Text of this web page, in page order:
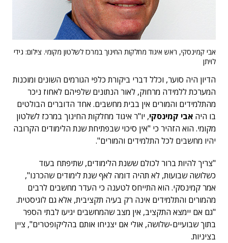
אבי קמינסקי, ראש איגוד מחלקות החינוך במרכז לשלטון מקומי. צילום: גידי
לויתן
הדיון היה סוער, וכלל דברי ביקורת כלפי הגורמים השונים ומוכנות
המערכת ללמידה מרחוק, לאור הנתונים שלפיהם לאחוז ניכר
מהתלמידים והמורים אין בבית מחשבים. אחד הדוברים הבולטים
בו היה אבי קמינסקי, יו"ר איגוד מחלקות החינוך במרכז לשלטון
מקומי. הוא הזהיר כי "אין סיכוי שבפתיחת שנת הלימודים הקרובה
יהיו מחשבים לכל התלמידים והמורים".
"צריך להיות ברור לכולם ששנת הלימודים, שתיפתח בעוד
כשלושה שבועות, לא תהיה דומה לאף שנת לימודים שהכרנו",
אמר קמינסקי. הוא התייחס לטענה כי העדר מחשבים לרבים
מהמורים והתלמידים אינה רק בעיה תקציבית, אלא גם לוגיסטית.
"גם אם יימצא התקציב, אין מצב שהמחשבים יגיעו לבתי הספר
בתוך שבועיים-שלושה, אולי אם יצניחו אותם בהליקופטרים", ציין
בציניות.